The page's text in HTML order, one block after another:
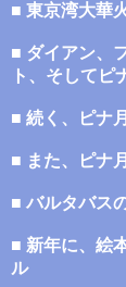
■ 東京湾大華
■ ダイアン、
ト、そしてピ
■ 続く、ピナ
■ また、ピナ
■ バルタバス
■ 新年に、絵
ル